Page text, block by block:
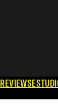
REVIEWS